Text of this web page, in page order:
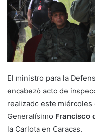
El ministro para la
encabezó acto de
realizado este miércoles
Generalísimo Francisco
la Carlota en Caracas.